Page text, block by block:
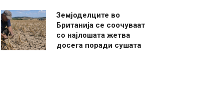
Земјоделците во
Британија се соочуваат
со најлошата жетва
досега поради сушата